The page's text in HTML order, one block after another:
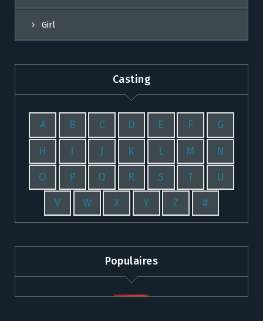
Girl
Casting
A B C D E F G
H I J K L M N
O P Q R S T U
V W X Y Z #
Populaires